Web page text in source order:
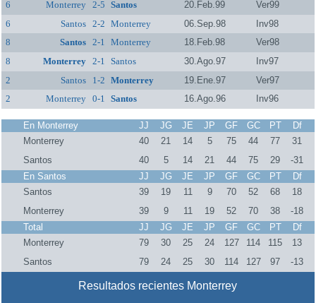
6
Monterrey 2-5 Santos 20.Feb.99
Ver99
6
Santos 2-2 Monterrey 06.Sep.98
Inv98
8
Santos 2-1 Monterrey 18.Feb.98
Ver98
8
Monterrey 2-1 Santos 30.Ago.97
Inv97
2
Santos 1-2 Monterrey 19.Ene.97
Ver97
2
Monterrey 0-1 Santos 16.Ago.96 Inv96
En Monterrey JJ JG JE JP GF GC PT
Df
Monterrey
40 21 14 5 75 44 77
31
Santos
40 5 14 21 44 75 29
-31
En Santos
JJ JG JE JP GF GC PT
Df
Santos
39 19 11 9 70 52 68
18
Monterrey
39 9 11 19 52 70 38
-18
Total
JJ JG JE JP GF GC PT
Df
Monterrey
79 30 25 24 127 114 115
13
Santos
79 24 25 30 114 127 97 -13
Resultados recientes Monterrey